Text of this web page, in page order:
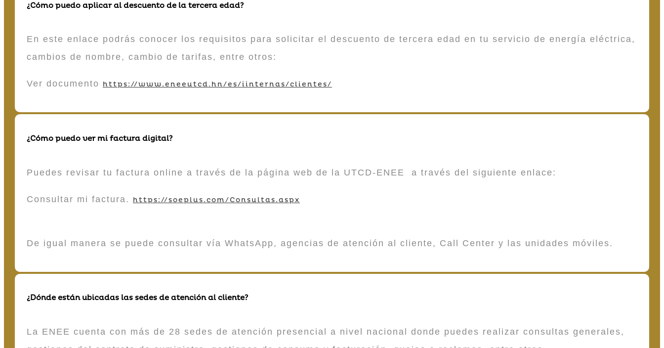
¿Cómo puedo aplicar al descuento de la tercera edad?
En este enlace podrás conocer los requisitos para solicitar el descuento de tercera edad en tu servicio de energía eléctrica,
cambios de nombre, cambio de tarifas, entre otros:
Ver documento https://www.eneeutcd.hn/es/iinternas/clientes/
¿Cómo puedo ver mi factura digital?
Puedes revisar tu factura online a través de la página web de la UTCD-ENEE a través del siguiente enlace:
Consultar mi factura. https://soeplus.com/Consultas.aspx
De igual manera se puede consultar vía WhatsApp, agencias de atención al cliente, Call Center y las unidades móviles.
¿Dónde están ubicadas las sedes de atención al cliente?
La ENEE cuenta con más de 28 sedes de atención presencial a nivel nacional donde puedes realizar consultas generales,